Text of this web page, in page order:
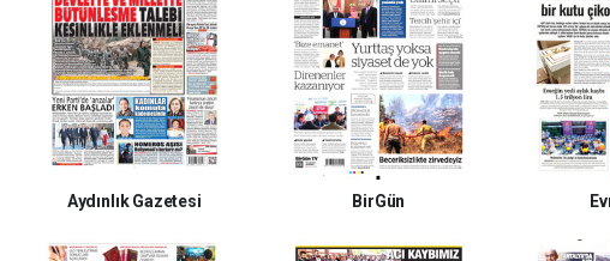
Aydınlık Gazetesi BirGün